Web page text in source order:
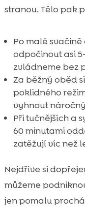
stranou. Tělo pak
Po malé
odpočinout asi
zvládneme bez
Za běžný oběd
poklidného
vyhnout
Při tučnějších a
60 minutami
zatěžují víc než
Nejdříve si
můžeme
jen pomalu